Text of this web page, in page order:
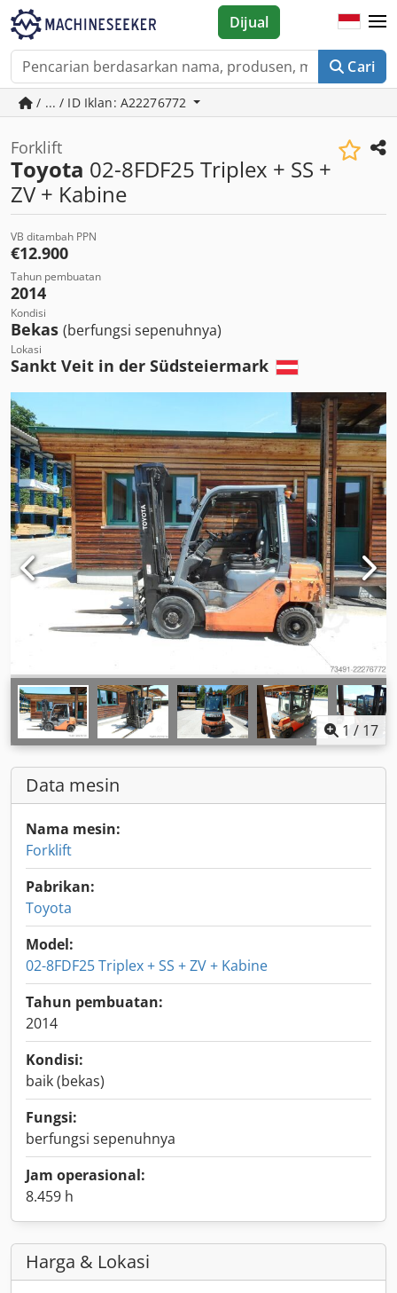
Cari
Dijual
/ ... / ID Iklan: A22276772
Forklift
Toyota 02-8FDF25 Triplex + SS +
ZV + Kabine
VB ditambah PPN
€12.900
Tahun pembuatan
2014
Kondisi
Bekas (berfungsi sepenuhnya)
Lokasi
Sankt Veit in der Südsteiermark
1 / 17
Data mesin
Nama mesin:
Forklift
Pabrikan:
Toyota
Model:
02-8FDF25 Triplex + SS + ZV + Kabine
Tahun pembuatan:
2014
Kondisi:
baik (bekas)
Fungsi:
berfungsi sepenuhnya
Jam operasional:
8.459 h
Harga & Lokasi